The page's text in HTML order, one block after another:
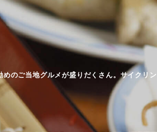
のご当地グルメが盛りだくさん。サイクリ